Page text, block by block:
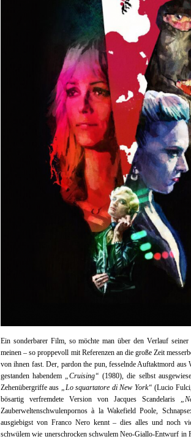
Ein sonderbarer Film, so möchte man über den Verlauf
meinen – so proppevoll mit Referenzen an die große Zeit
von ihnen fast. Der, pardon the pun, fesselnde Auftaktmord
gestanden habendem „Cruising“ (1980), die selbst
Zehenübergriffe aus „Lo squartatore di New York“ (Lucio
bösartig verfremdete Version von Jacques Scandelaris
Zauberweltenschwulenpornos à la Wakefield Poole,
ausgiebigst von Franco Nero kennt – dies alles und noch
schwülem wie unerschrocken schwulem Neo-Giallo-Entwurf in